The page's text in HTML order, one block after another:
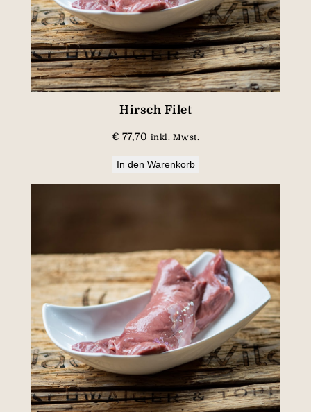
Hirsch Filet
€ 77,70 inkl. Mwst.
In den Warenkorb